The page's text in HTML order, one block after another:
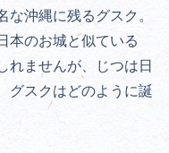
沖縄に残るグスク。
本のお城と似ている
れませんが、じつは日
グスクはどのように誕